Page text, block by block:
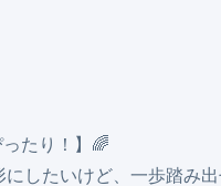
たり！】🌈
したいけど、一歩踏み出